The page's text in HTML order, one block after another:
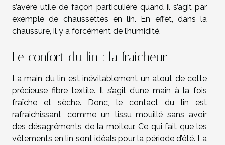
s’avère utile de façon particulière quand il s’agit par
exemple de chaussettes en lin. En effet, dans la
chaussure, il y a forcément de l’humidité.
Le confort du lin : la fraicheur
La main du lin est inévitablement un atout de cette
précieuse fibre textile. Il s’agit d’une main à la fois
fraîche et sèche. Donc, le contact du lin est
rafraichissant, comme un tissu mouillé sans avoir
des désagréments de la moiteur. Ce qui fait que les
vêtements en lin sont idéals pour la période d’été. La